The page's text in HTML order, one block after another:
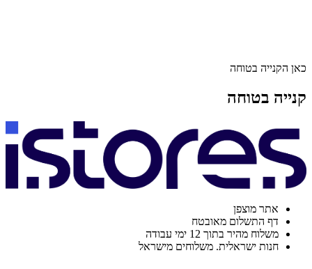
כאן הקנייה בטוחה
קנייה בטוחה
אתר מוצפן
דף התשלום מאובטח
משלוח מהיר בתוך 12 ימי עבודה
חנות ישראלית. משלוחים מישראל